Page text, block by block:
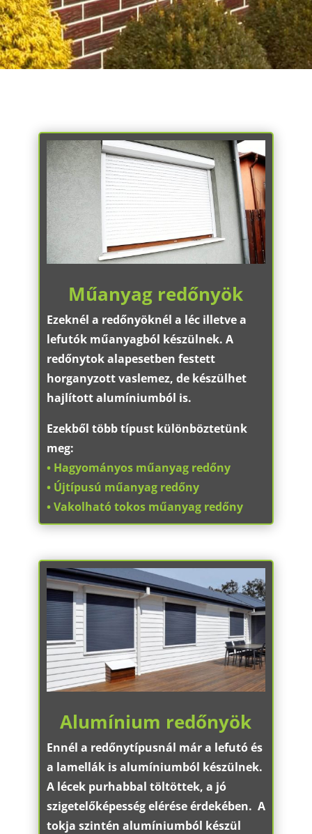
Műanyag redőnyök
Ezeknél a redőnyöknél a léc illetve a
lefutók műanyagból készülnek. A
redőnytok alapesetben festett
horganyzott vaslemez, de készülhet
hajlított alumíniumból is.
Ezekből több típust különböztetünk
meg:
• Hagyományos műanyag redőny
• Újtípusú műanyag redőny
• Vakolható tokos műanyag redőny
Alumínium redőnyök
Ennél a redőnytípusnál már a lefutó és
a lamellák is alumíniumból készülnek.
A lécek purhabbal töltöttek, a jó
szigetelőképesség elérése érdekében. A
tokja szintén alumíniumból készül